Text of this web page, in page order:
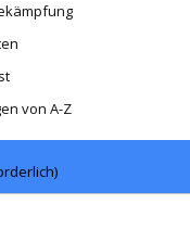
von A-Z